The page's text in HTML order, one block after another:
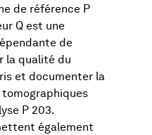
de référence P
Q est une
de
la qualité du
et documenter la
tomographiques
P 203.
également